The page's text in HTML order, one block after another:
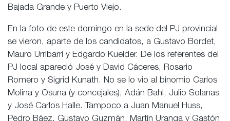
Bajada Grande y Puerto Viejo.
En la foto de este domingo en la sede del PJ provincial
se vieron, aparte de los candidatos, a Gustavo Bordet,
Mauro Urribarri y Edgardo Kueider. De los referentes del
PJ local apareció José y David Cáceres, Rosario
Romero y Sigrid Kunath. No se lo vio al binomio Carlos
Molina y Osuna (y concejales), Adán Bahl, Julio Solanas
y José Carlos Halle. Tampoco a Juan Manuel Huss,
Pedro Báez, Gustavo Guzmán, Martín Uranga y Gastón